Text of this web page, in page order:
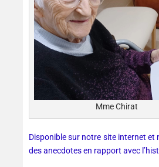
Mme Chirat
Disponible sur notre site internet et
des anecdotes en rapport avec